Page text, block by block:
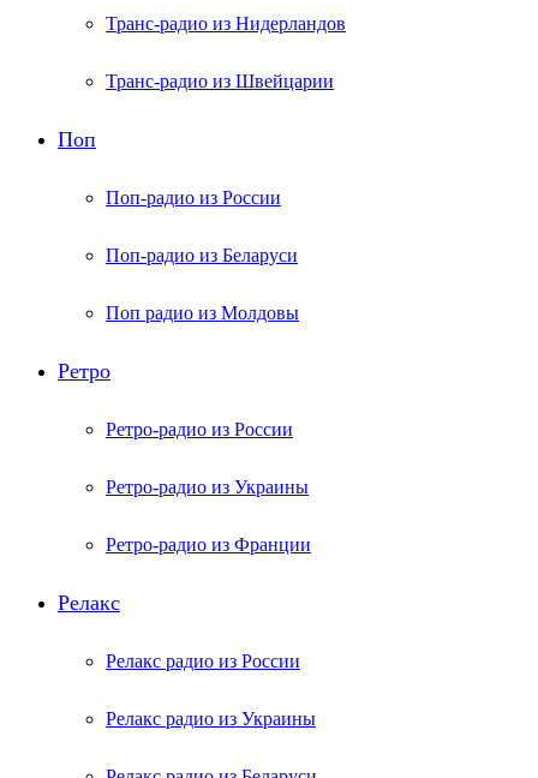
Транс-радио из Нидерландов
Транс-радио из Швейцарии
Поп
Поп-радио из России
Поп-радио из Беларуси
Поп радио из Молдовы
Ретро
Ретро-радио из России
Ретро-радио из Украины
Ретро-радио из Франции
Релакс
Релакс радио из России
Релакс радио из Украины